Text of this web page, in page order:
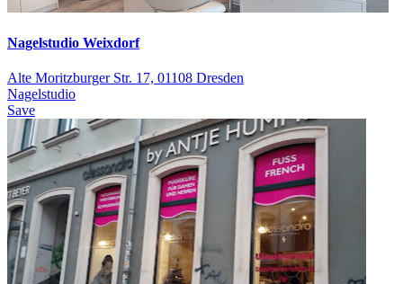
Nagelstudio Weixdorf
Alte Moritzburger Str. 17, 01108 Dresden
Nagelstudio
Save